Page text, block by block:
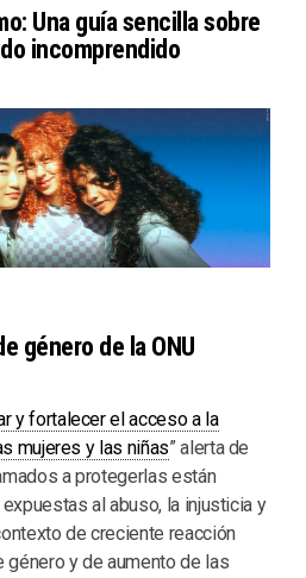
Una guía sencilla sobre
incomprendido
género de la ONU
y fortalecer el acceso a la
mujeres y las niñas” alerta de
a protegerlas están
al abuso, la injusticia y
de creciente reacción
género y de aumento de las